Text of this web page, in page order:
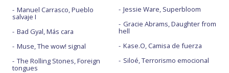
Manuel Carrasco, Pueblo
salvaje I
Bad Gyal, Más cara
Muse, The wow! signal
The Rolling Stones, Foreign
tongues
Jessie Ware, Superbloom
Gracie Abrams, Daughter from
hell
Kase.O, Camisa de fuerza
Siloé, Terrorismo emocional